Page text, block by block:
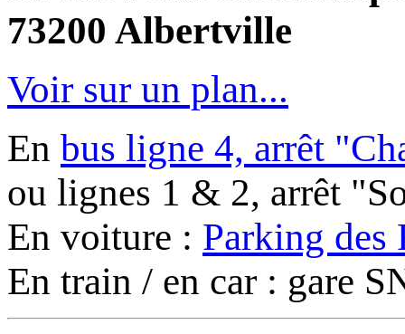
73200 Albertville
Voir sur un plan...
En bus ligne 4, arrêt
ou lignes 1 & 2, arrêt
En voiture : Parking des
En train / en car : gare